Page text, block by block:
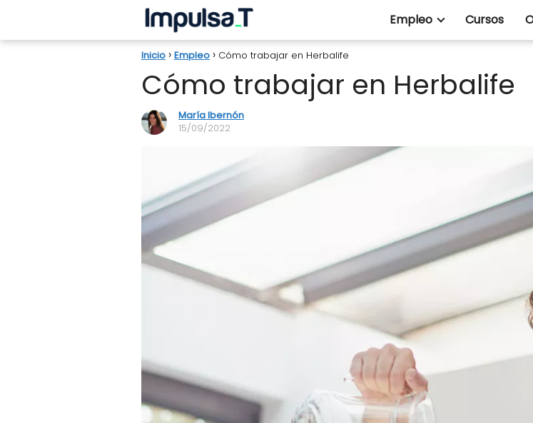
Empleo Cursos
Inicio Empleo Cómo trabajar en Herbalife
Cómo trabajar en Herbalife
María Ibernón
15/09/2022